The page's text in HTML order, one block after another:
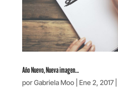
Año Nuevo, Nueva imagen…
porGabriela Moo| Ene 2, 2017|